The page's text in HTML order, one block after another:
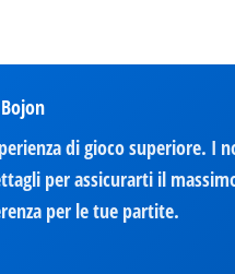
di gioco superiore. I
per assicurarti il
per le tue partite.